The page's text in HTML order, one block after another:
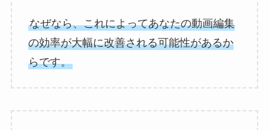
なぜなら、これによってあなたの動画編集
の効率が大幅に改善される可能性があるか
らです。